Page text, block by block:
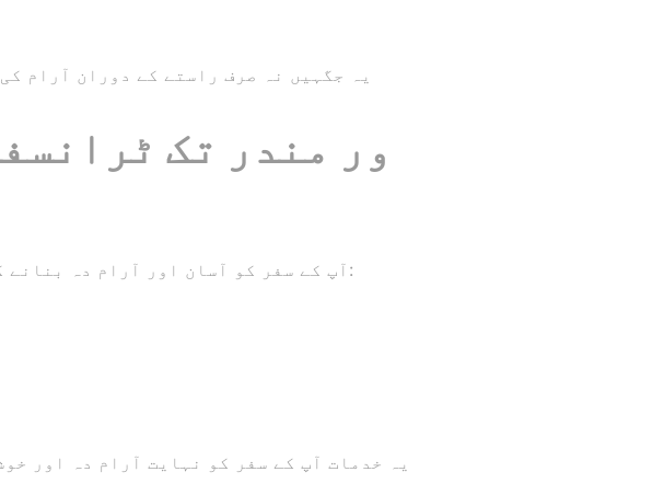
یہ جگہیں نہ صرف راستے کے دوران آرام
GetTransfer.com آپ کے سفر کو آسان اور آرام دہ بنانے کے لیے خاص خدمات فراہم کرتا ہے، جن میں شامل ہیں:
یہ خدمات آپ کے سفر کو نہایت آرام دہ اور